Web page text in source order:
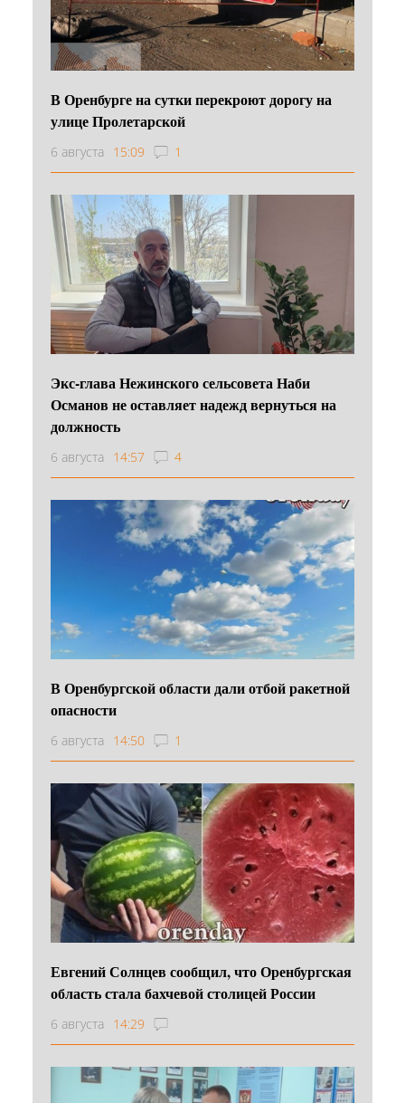
В Оренбурге на сутки перекроют дорогу на
улице Пролетарской
6 августа 15:09 1
Экс-глава Нежинского сельсовета Наби
Османов не оставляет надежд вернуться на
должность
6 августа 14:57 4
В Оренбургской области дали отбой ракетной
опасности
6 августа 14:50 1
Евгений Солнцев сообщил, что Оренбургская
область стала бахчевой столицей России
6 августа 14:29